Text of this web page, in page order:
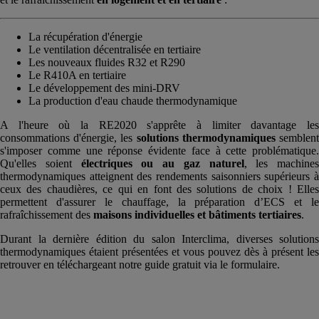
La récupération d'énergie
Le ventilation décentralisée en tertiaire
Les nouveaux fluides R32 et R290
Le R410A en tertiaire
Le développement des mini-DRV
La production d'eau chaude thermodynamique
A l'heure où la RE2020 s'apprête à limiter davantage les
consommations d'énergie, les solutions thermodynamiquessemblent
s'imposer comme une réponse évidente face à cette problématique.
Qu'elles soient électriques ou au gaz naturel, les machines
thermodynamiques atteignent des rendements saisonniers supérieurs à
ceux des chaudières, ce qui en font des solutions de choix ! Elles
permettent d'assurer le chauffage, la préparation d’ECS et le
rafraîchissement des maisons individuelles et bâtiments tertiaires.
Durant la dernière édition du salon Interclima, diverses solutions
thermodynamiques étaient présentées et vous pouvez dès à présent les
retrouver en téléchargeant notre guide gratuit via le formulaire.